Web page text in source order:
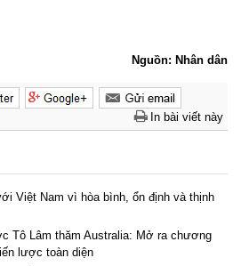
Nguồn: Nhân dân
In bài viết này
Việt Nam vì hòa bình, ổn định và thịnh
Tô Lâm thăm Australia: Mở ra chương
lược toàn diện